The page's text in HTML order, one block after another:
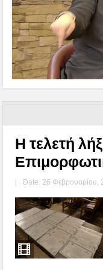
Η τελετή
| Date: 26 Φεβρουαρίου,